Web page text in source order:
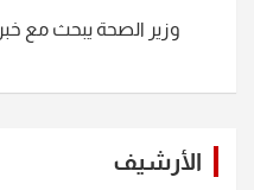
وزير الصحة يبحث مع
الأرشيف